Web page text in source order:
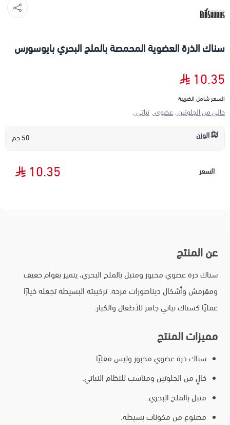
سناك الذرة العضوية المحمصة بالملح البحري بايوسورس
10.35
السعر شامل الضريبة
خالي من الجلوتين , عضوي , نباتي ,
الوزن 50 جم
السعر 10.35
عن المنتج
سناك ذرة عضوي مخبوز ومتبل بالملح البحري، يتميز بقوام خفيف
ومقرمش وأشكال ديناصورات مرحة. تركيبته البسيطة تجعله خيارًا
عمليًا كسناك نباتي جاهز للأطفال والكبار.
مميزات المنتج
سناك ذرة عضوي مخبوز وليس مقليًا.
خالٍ من الجلوتين ومناسب للنظام النباتي.
متبل بالملح البحري.
مصنوع من مكونات بسيطة.